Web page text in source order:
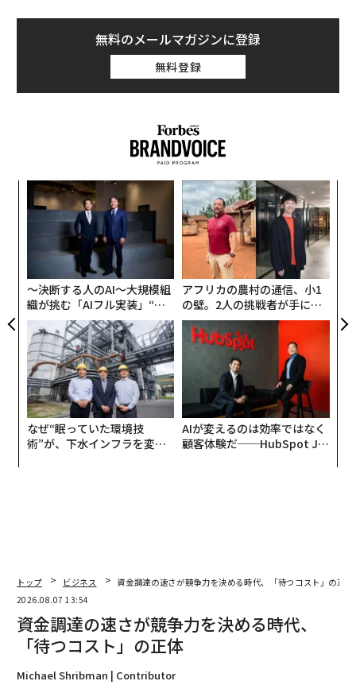
無料のメールマガジンに登録
無料登録
〜決断する人のAI〜大規模組
織が挑む「AIフル実装」“使
う”企業から“動く”企業へ【N
TTドコモビジネス×PwC】
アフリカの農村の通信、小1
の壁。2人の挑戦者が手にし
た「次なる武器」
なぜ“眠っていた環境技
術”が、下水インフラを変え
AIが変えるのは効率ではなく
顧客体験だ──HubSpot Ja
トップ ビジネス
資金調達の速さが競争力を決める時代、「待つコスト」の正体
2026.08.07 13:54
資金調達の速さが競争力を決める時代、
「待つコスト」の正体
Michael Shribman | Contributor